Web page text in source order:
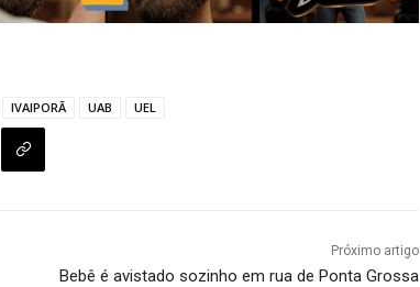
IVAIPORÃ UAB UEL
Próximo artigo
Bebê é avistado sozinho em rua de Ponta Grossa